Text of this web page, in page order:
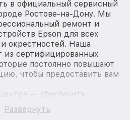
в официальный сервисный
Ростове-на-Дону. Мы
ремонт и
Epson для всех
окрестностей. Наша
из сертифицированных
постоянно повышают
чтобы предоставить вам
— обеспечить
ремонт для
продукции Epson, вне
Развернуть